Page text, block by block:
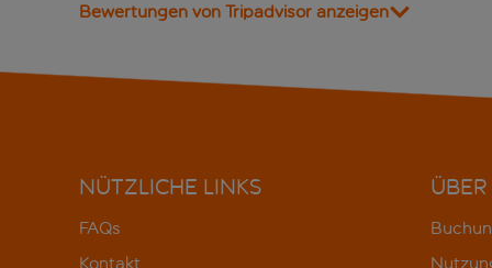
Bewertungen von Tripadvisor anzeigen
NÜTZLICHE LINKS
FAQs
Kontakt